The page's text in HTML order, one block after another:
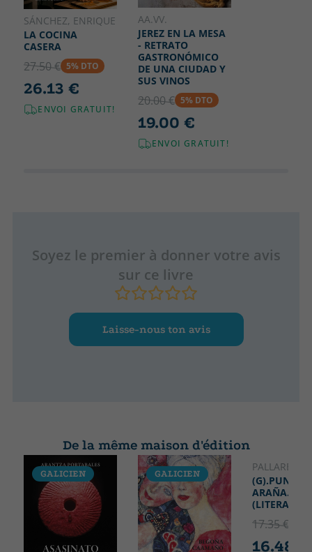
SÁNCHEZ, ENRIQUE
LA COCINA
CASERA
27.50 € 5% DTO
26.13 €
ENVOI GRATUIT!
AA.VV.
JEREZ EN LA MESA
- RETRATO
GASTRONÓMICO
DE UNA CIUDAD Y
SUS VINOS
20.00 € 5% DTO
19.00 €
ENVOI GRATUIT!
Soyez le premier à donner votre avis
sur ce livre
Laisse-nous ton avis
De la même maison d'édition
GALICIEN GALICIEN
PALLARES,
(G).PUNTO
ARAÑA.
(LITERARIA)
17.35 €
16.48 €